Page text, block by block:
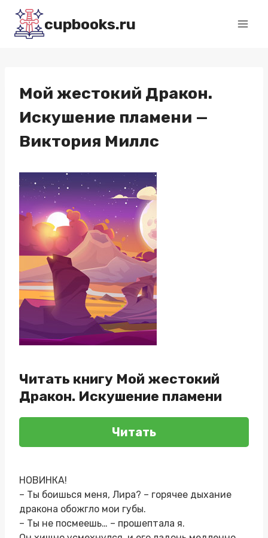
Перейти
содержимому
cupbooks.ru
Мой жестокий Дракон.
Искушение пламени —
Виктория Миллс
Читать книгу Мой жестокий
Дракон. Искушение пламени
Читать
‍НОВИНКА!
– Ты боишься меня, Лира? – горячее дыхание
дракона обожгло мои губы.
– Ты не посмеешь… – прошептала я.